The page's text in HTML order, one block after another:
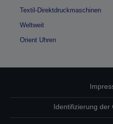
Textil-Direktdruckmaschinen
Weltweit
Orient Uhren
Identifizierung der